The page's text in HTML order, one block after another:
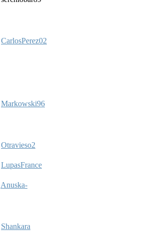
CarlosPerez02
Markowski96
Otravieso2
LupasFrance
Anuska-
Shankara